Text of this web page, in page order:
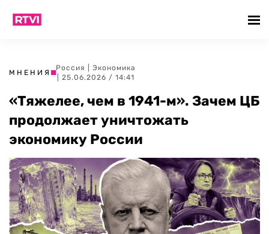
МНЕНИЯ
Россия
Экономика
| 25.06.2026 / 14:41
«Тяжелее, чем в 1941-м». Зачем ЦБ
продолжает уничтожать
экономику России